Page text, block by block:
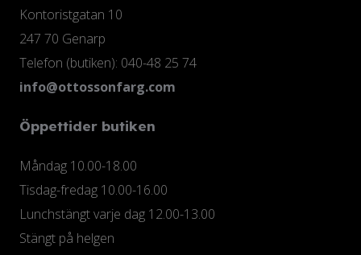
Kontoristgatan 10
247 70 Genarp
Telefon (butiken): 040-48 25 74
info@ottossonfarg.com
Öppettider butiken
Måndag 10.00-18.00
Tisdag-fredag 10.00-16.00
Lunchstängt varje dag 12.00-13.00
Stängt på helgen